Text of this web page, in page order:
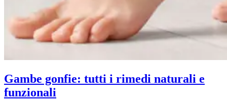
Gambe gonfie: tutti i rimedi naturali e
funzionali